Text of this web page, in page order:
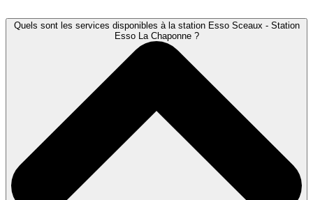
Quels sont les services disponibles à la station Esso Sceaux - Station
Esso La Chaponne ?